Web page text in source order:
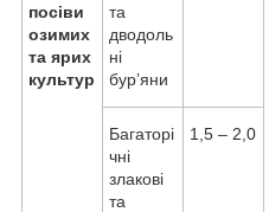
посіви
озимих
та ярих
культур
та
дводоль
ні
бур’яни
Багаторі
чні
злакові
та
1,5 – 2,0